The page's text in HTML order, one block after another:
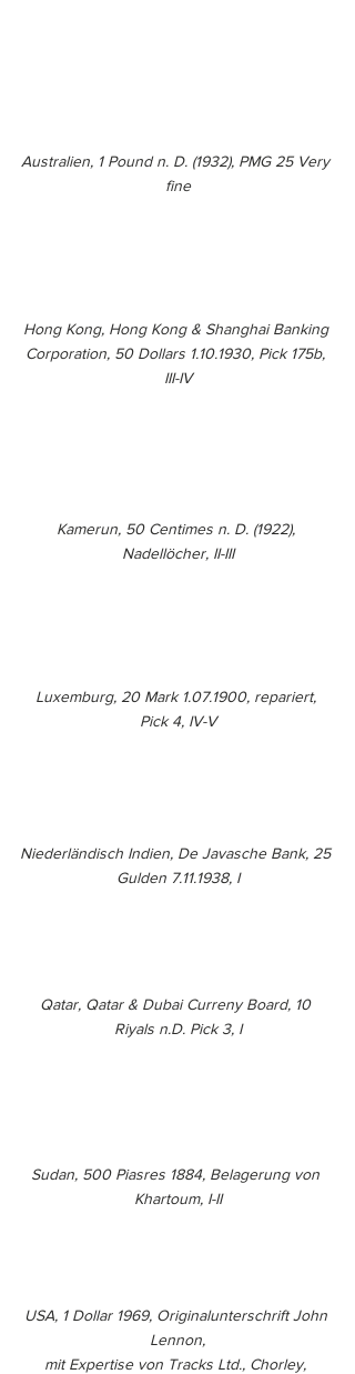
Australien, 1 Pound n. D. (1932), PMG 25 Very
fine
Hong Kong, Hong Kong & Shanghai Banking
Corporation, 50 Dollars 1.10.1930, Pick 175b,
III-IV
Kamerun, 50 Centimes n. D. (1922),
Nadellöcher, II-III
Luxemburg, 20 Mark 1.07.1900, repariert,
Pick 4, IV-V
Niederländisch Indien, De Javasche Bank, 25
Gulden 7.11.1938, I
Qatar, Qatar & Dubai Curreny Board, 10
Riyals n.D. Pick 3, I
Sudan, 500 Piasres 1884, Belagerung von
Khartoum, I-II
USA, 1 Dollar 1969, Originalunterschrift John
Lennon,
mit Expertise von Tracks Ltd., Chorley,